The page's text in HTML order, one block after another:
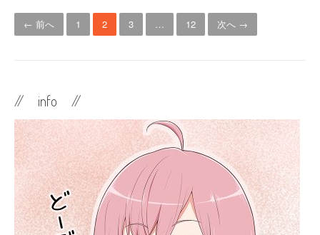
投
稿
ビ
ゲ
ー
シ
ョ
ン
← 前へ 1 2 3 … 12 次へ →
// info //